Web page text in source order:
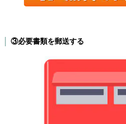
③必要書類を郵送する